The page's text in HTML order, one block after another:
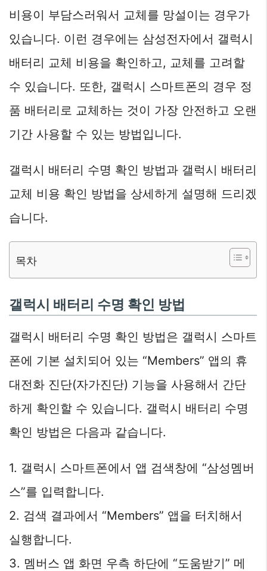
비용이 부담스러워서 교체를 망설이는 경우가
있습니다. 이런 경우에는 삼성전자에서 갤럭시
배터리 교체 비용을 확인하고, 교체를 고려할
수 있습니다. 또한, 갤럭시 스마트폰의 경우 정
품 배터리로 교체하는 것이 가장 안전하고 오랜
기간 사용할 수 있는 방법입니다.
갤럭시 배터리 수명 확인 방법과 갤럭시 배터리
교체 비용 확인 방법을 상세하게 설명해 드리겠
습니다.
목차
갤럭시 배터리 수명 확인 방법
갤럭시 배터리 수명 확인 방법은 갤럭시 스마트
폰에 기본 설치되어 있는 “Members” 앱의 휴
대전화 진단(자가진단) 기능을 사용해서 간단
하게 확인할 수 있습니다. 갤럭시 배터리 수명
확인 방법은 다음과 같습니다.
1. 갤럭시 스마트폰에서 앱 검색창에 “삼성멤버
스”를 입력합니다.
2. 검색 결과에서 “Members” 앱을 터치해서
실행합니다.
3. 멤버스 앱 화면 우측 하단에 “도움받기” 메